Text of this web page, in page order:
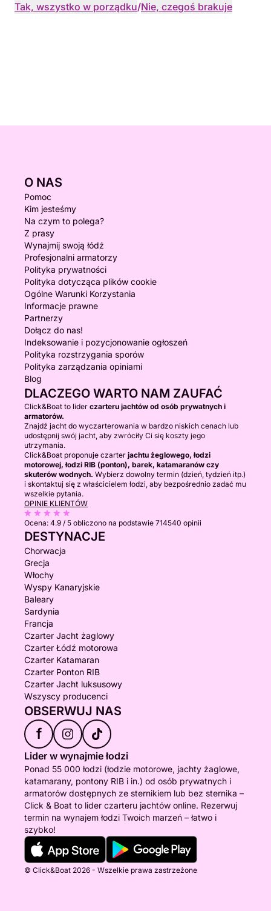
Tak, wszystko w porządku/Nie, czegoś brakuje
O NAS
Pomoc
Kim jesteśmy
Na czym to polega?
Z prasy
Wynajmij swoją łódź
Profesjonalni armatorzy
Polityka prywatności
Polityka dotycząca plików cookie
Ogólne Warunki Korzystania
Informacje prawne
Partnerzy
Dołącz do nas!
Indeksowanie i pozycjonowanie ogłoszeń
Polityka rozstrzygania sporów
Polityka zarządzania opiniami
Blog
DLACZEGO WARTO NAM ZAUFAĆ
Click&Boat to lider czarteru jachtów od osób prywatnych i
armatorów.
Znajdź jacht do wyczarterowania w bardzo niskich cenach lub
udostępnij swój jacht, aby zwróciły Ci się koszty jego
utrzymania.
Click&Boat proponuje czarter jachtu żeglowego, łodzi
motorowej, łodzi RIB (ponton), barek, katamaranów czy
skuterów wodnych. Wybierz dowolny termin (dzień, tydzień itp.)
i skontaktuj się z właścicielem łodzi, aby bezpośrednio zadać mu
wszelkie pytania.
OPINIE KLIENTÓW
Ocena: 4.9 / 5 obliczono na podstawie 714540 opinii
DESTYNACJE
Chorwacja
Grecja
Włochy
Wyspy Kanaryjskie
Baleary
Sardynia
Francja
Czarter Jacht żaglowy
Czarter Łódź motorowa
Czarter Katamaran
Czarter Ponton RIB
Czarter Jacht luksusowy
Wszyscy producenci
OBSERWUJ NAS
f
Lider w wynajmie łodzi
Ponad 55 000 łodzi (łodzie motorowe, jachty żaglowe,
katamarany, pontony RIB i in.) od osób prywatnych i
armatorów dostępnych ze sternikiem lub bez sternika –
Click & Boat to lider czarteru jachtów online. Rezerwuj
termin na wynajem łodzi Twoich marzeń – łatwo i
szybko!
© Click&Boat 2026 - Wszelkie prawa zastrzeżone